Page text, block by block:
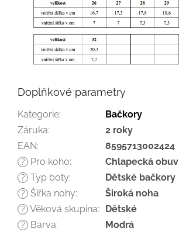
Doplňkové parametry
Kategorie:
Bačkory
Záruka:
2 roky
EAN: 8595713002424
? Pro koho: Chlapecká obuv
? Typ boty: Dětské bačkory
? Šířka nohy: Široká noha
? Věková skupina: Dětské
? Barva: Modrá